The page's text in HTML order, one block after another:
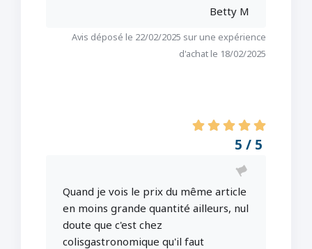
Betty M
Avis déposé le 22/02/2025 sur une expérience
d'achat le 18/02/2025
5 / 5
Quand je vois le prix du même article
en moins grande quantité ailleurs, nul
doute que c'est chez
colisgastronomique qu'il faut